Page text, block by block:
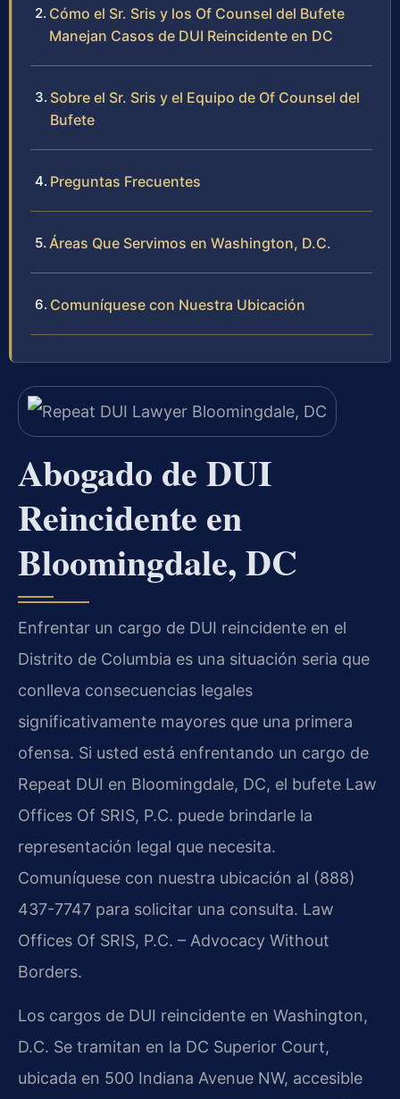
Cómo el Sr. Sris y los Of Counsel del Bufete
Manejan Casos de DUI Reincidente en DC
Sobre el Sr. Sris y el Equipo de Of Counsel del
Bufete
Preguntas Frecuentes
Áreas Que Servimos en Washington, D.C.
Comuníquese con Nuestra Ubicación
Abogado de DUI
Reincidente en
Bloomingdale, DC
Enfrentar un cargo de DUI reincidente en el
Distrito de Columbia es una situación seria que
conlleva consecuencias legales
significativamente mayores que una primera
ofensa. Si usted está enfrentando un cargo de
Repeat DUI en Bloomingdale, DC, el bufete Law
Offices Of SRIS, P.C. puede brindarle la
representación legal que necesita.
Comuníquese con nuestra ubicación al (888)
437-7747 para solicitar una consulta. Law
Offices Of SRIS, P.C. – Advocacy Without
Borders.
Los cargos de DUI reincidente en Washington,
D.C. Se tramitan en la DC Superior Court,
ubicada en 500 Indiana Avenue NW, accesible